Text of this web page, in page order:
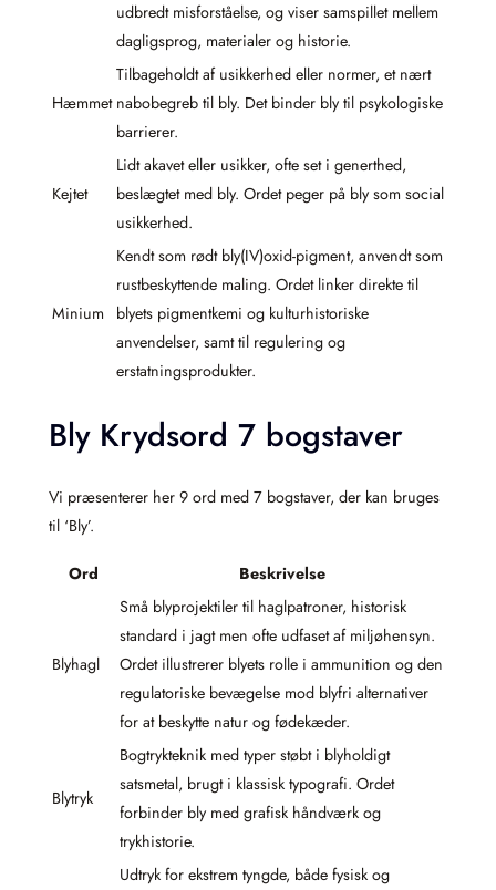
udbredt misforståelse, og viser samspillet mellem
dagligsprog, materialer og historie.
Hæmmet
Tilbageholdt af usikkerhed eller normer, et nært
nabobegreb til bly. Det binder bly til psykologiske
barrierer.
Kejtet
Lidt akavet eller usikker, ofte set i generthed,
beslægtet med bly. Ordet peger på bly som social
usikkerhed.
Minium
Kendt som rødt bly(IV)oxid-pigment, anvendt som
rustbeskyttende maling. Ordet linker direkte til
blyets pigmentkemi og kulturhistoriske
anvendelser, samt til regulering og
erstatningsprodukter.
Bly Krydsord 7 bogstaver
Vi præsenterer her 9 ord med 7 bogstaver, der kan bruges
til ‘Bly’.
Ord Beskrivelse
Blyhagl
Små blyprojektiler til haglpatroner, historisk
standard i jagt men ofte udfaset af miljøhensyn.
Ordet illustrerer blyets rolle i ammunition og den
regulatoriske bevægelse mod blyfri alternativer
for at beskytte natur og fødekæder.
Blytryk
Bogtrykteknik med typer støbt i blyholdigt
satsmetal, brugt i klassisk typografi. Ordet
forbinder bly med grafisk håndværk og
trykhistorie.
Udtryk for ekstrem tyngde, både fysisk og